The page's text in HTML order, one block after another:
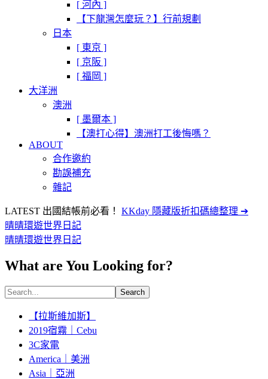
[ 河內 ]
【下龍灣怎麼玩？】行前規劃
日本
[ 東京 ]
[ 京阪 ]
[ 福岡 ]
大洋洲
澳洲
[ 墨爾本 ]
【澳打心得】澳洲打工後悔嗎？
ABOUT
合作邀約
勘誤補充
雜記
LATEST 出國結帳前必看！
KKday 隱藏版折扣碼總整理 ➔
晴晴環遊世界日記
晴晴環遊世界日記
What are You Looking for?
Search
【拉斯維加斯】
2019宿霧｜Cebu
3C家電
America｜美洲
Asia｜亞洲